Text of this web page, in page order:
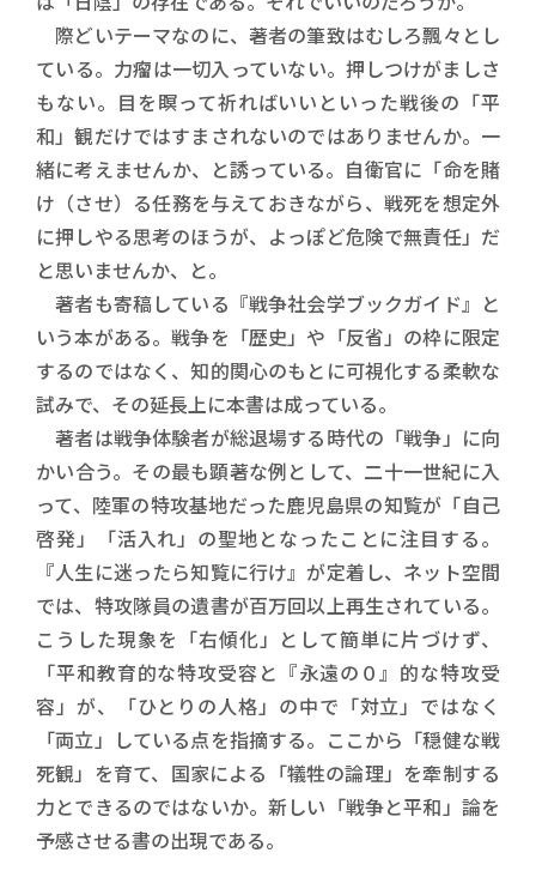
際どいテーマなのに、著者の筆致はむしろ飄々とし
ている。力瘤は一切入っていない。押しつけがましさ
もない。目を瞑って祈ればいいといった戦後の「平
和」観だけではすまされないのではありませんか。一
緒に考えませんか、と誘っている。自衛官に「命を賭
け（させ）る任務を与えておきながら、戦死を想定外
に押しやる思考のほうが、よっぽど危険で無責任」だ
と思いませんか、と。
著者も寄稿している『戦争社会学ブックガイド』と
いう本がある。戦争を「歴史」や「反省」の枠に限定
するのではなく、知的関心のもとに可視化する柔軟な
試みで、その延長上に本書は成っている。
著者は戦争体験者が総退場する時代の「戦争」に向
かい合う。その最も顕著な例として、二十一世紀に入
って、陸軍の特攻基地だった鹿児島県の知覧が「自己
啓発」「活入れ」の聖地となったことに注目する。
『人生に迷ったら知覧に行け』が定着し、ネット空間
では、特攻隊員の遺書が百万回以上再生されている。
こうした現象を「右傾化」として簡単に片づけず、
「平和教育的な特攻受容と『永遠の０』的な特攻受
容」が、「ひとりの人格」の中で「対立」ではなく
「両立」している点を指摘する。ここから「穏健な戦
死観」を育て、国家による「犠牲の論理」を牽制する
力とできるのではないか。新しい「戦争と平和」論を
予感させる書の出現である。